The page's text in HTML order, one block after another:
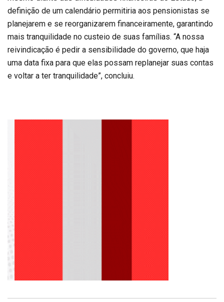
definição de um calendário permitiria aos pensionistas se
planejarem e se reorganizarem financeiramente, garantindo
mais tranquilidade no custeio de suas famílias. “A nossa
reivindicação é pedir a sensibilidade do governo, que haja
uma data fixa para que elas possam replanejar suas contas
e voltar a ter tranquilidade”, concluiu.